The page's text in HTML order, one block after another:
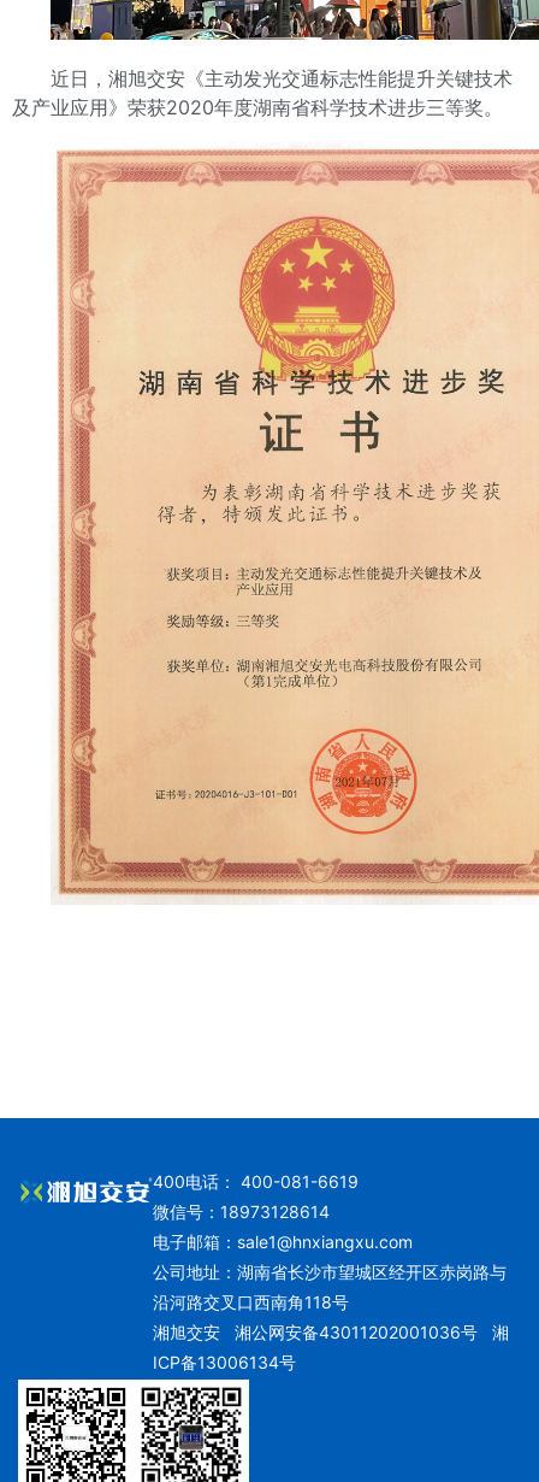
近日，湘旭交安《主动发光交通标志性能提升关键技术
及产业应用》荣获2020年度湖南省科学技术进步三等奖。
400电话： 400-081-6619
微信号：18973128614
电子邮箱： sale1@hnxiangxu.com
公司地址：湖南省长沙市望城区经开区赤岗路与
沿河路交叉口西南角118号
湘旭交安湘公网安备43011202001036号
湘
ICP备13006134号